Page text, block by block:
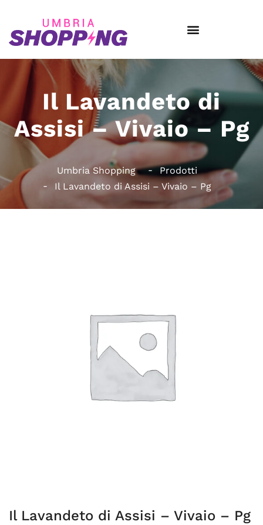
Il Lavandeto di
Assisi – Vivaio – Pg
Umbria Shopping
Prodotti
Il Lavandeto di Assisi – Vivaio – Pg
Il Lavandeto di Assisi – Vivaio – Pg